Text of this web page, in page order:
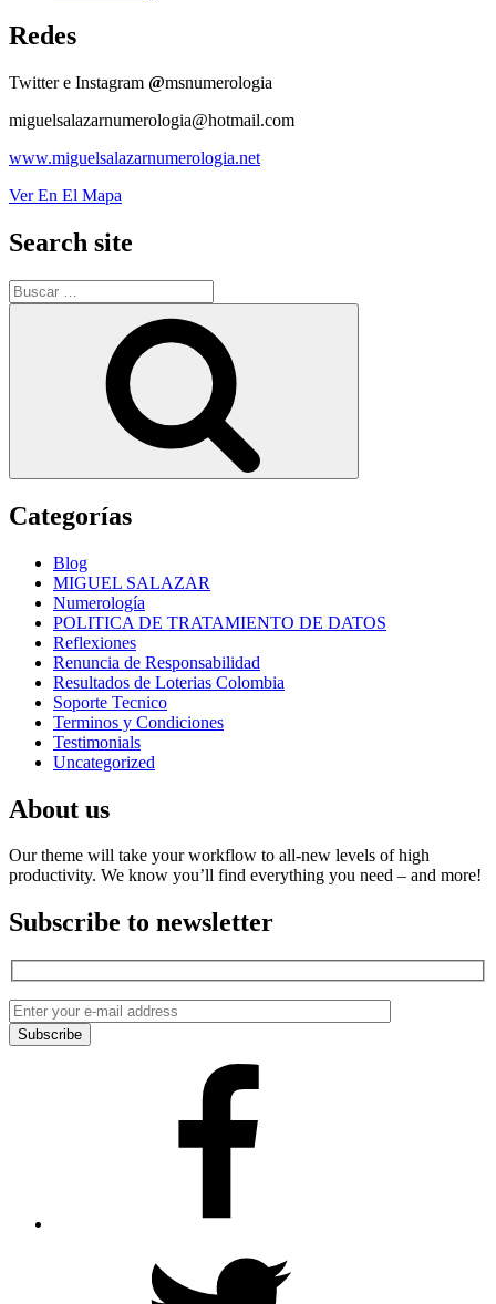
Redes
Twitter e Instagram @msnumerologia
miguelsalazarnumerologia@hotmail.com
www.miguelsalazarnumerologia.net
Ver En El Mapa
Search site
Buscar
por:
Categorías
Blog
MIGUEL SALAZAR
Numerología
POLITICA DE TRATAMIENTO DE DATOS
Reflexiones
Renuncia de Responsabilidad
Resultados de Loterias Colombia
Soporte Tecnico
Terminos y Condiciones
Testimonials
Uncategorized
About us
Our theme will take your workflow to all-new levels of high
productivity. We know you’ll find everything you need – and more!
Subscribe to newsletter